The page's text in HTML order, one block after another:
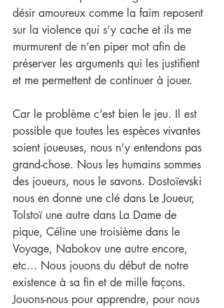
désir amoureux comme la faim reposent
sur la violence qui s’y cache et ils me
murmurent de n’en piper mot afin de
préserver les arguments qui les justifient
et me permettent de continuer à jouer.
Car le problème c’est bien le jeu. Il est
possible que toutes les espèces vivantes
soient joueuses, nous n’y entendons pas
grand-chose. Nous les humains sommes
des joueurs, nous le savons. Dostoïevski
nous en donne une clé dans Le Joueur,
Tolstoï une autre dans La Dame de
pique, Céline une troisième dans le
Voyage, Nabokov une autre encore,
etc... Nous jouons du début de notre
existence à sa fin et de mille façons.
Jouons-nous pour apprendre, pour nous